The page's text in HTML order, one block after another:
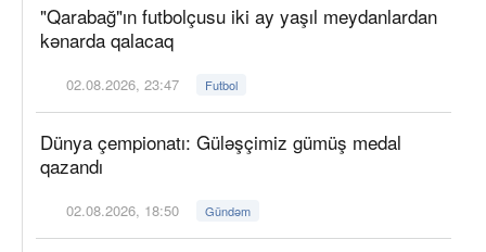
"Qarabağ"ın futbolçusu iki ay yaşıl meydanlardan
kənarda qalacaq
02.08.2026, 23:47 Futbol
Dünya çempionatı: Güləşçimiz gümüş medal
qazandı
02.08.2026, 18:50 Gündəm